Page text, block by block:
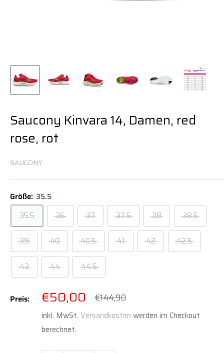
Saucony Kinvara 14, Damen, red
rose, rot
SAUCONY
Größe: 35.5
35.5
36 37 37.5 38 38.5
39 40 40.5 41 42 42.5
43 44 44.5
Preis: Sonderpreis
€50,00 Normalpreis
€144,90
inkl. MwSt. Versandkosten werden im Checkout
berechnet.